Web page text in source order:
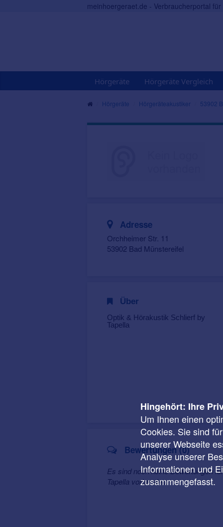
meinhoergeraet.de - Verbraucherportal
Hörgeräte Hörgeräte Vergleich
Hörgeräte Hörgeräteakustiker 53902
Adresse
Orchheimer Str. 11
53902 Bad Münstereifel
Über
Optik & Hörakustik Schlierf by
Tapella
Bewertungen (0)
Es sind noch keine Bewertungen
Tapella vorhanden.
Hingehört: Ihre
Um Ihnen einen
Cookies. Sie sind
unserer Webseite
Analyse unserer
Informationen und
zusammengefasst.